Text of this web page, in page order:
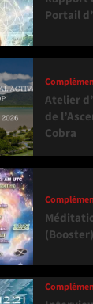
Portail
Atelier
de
Cobra
(Booster)